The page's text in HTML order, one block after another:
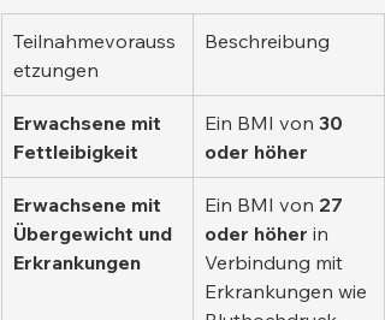
Teilnahmevorauss
etzungen
Beschreibung
Erwachsene mit
Fettleibigkeit
Ein BMI von 30
oder höher
Erwachsene mit
Übergewicht und
Erkrankungen
Ein BMI von 27
oder höher in
Verbindung mit
Erkrankungen wie